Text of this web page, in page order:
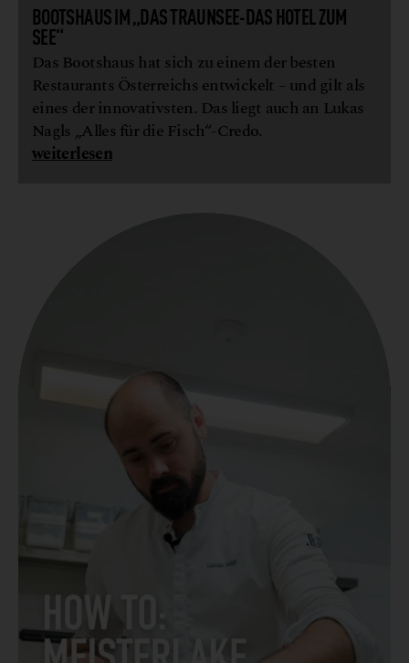
BOOTSHAUS IM „DAS TRAUNSEE-DAS HOTEL ZUM
SEE“
Das Bootshaus hat sich zu einem der besten
Restaurants Österreichs entwickelt – und gilt als
eines der innovativsten. Das liegt auch an Lukas
Nagls „Alles für die Fisch“-Credo.
weiterlesen